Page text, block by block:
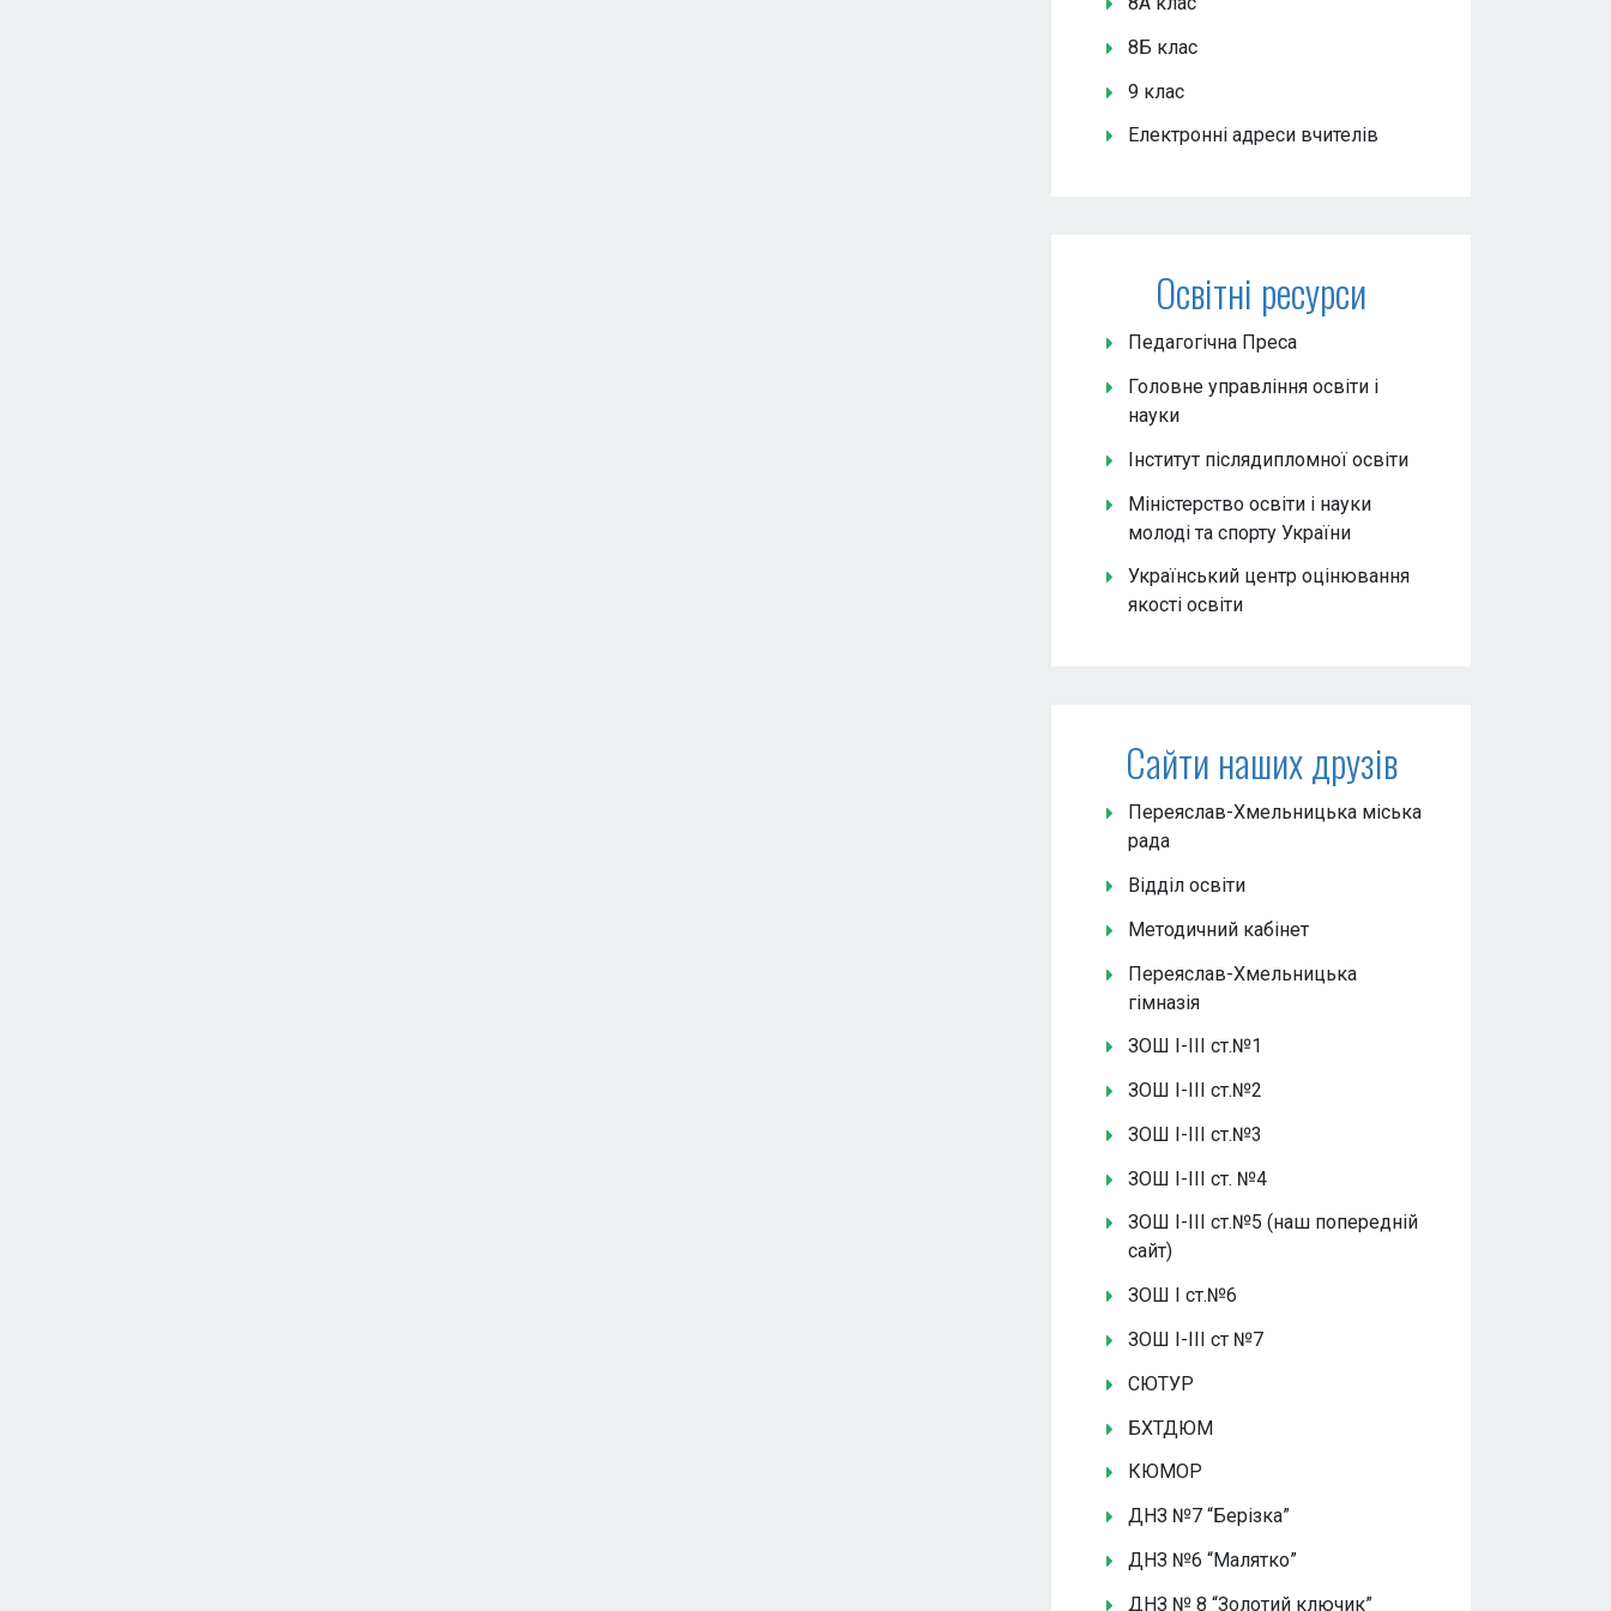
8Б клас
9 клас
Електронні адреси вчителів
Освітні ресурси
Педагогічна Преса
Головне управління освіти і
науки
Інститут післядипломної освіти
Міністерство освіти і науки
молоді та спорту України
Український центр оцінювання
якості освіти
Сайти наших друзів
Переяслав-Хмельницька міська
рада
Відділ освіти
Методичний кабінет
Переяслав-Хмельницька
гімназія
ЗОШ І-ІІІ ст.№1
ЗОШ І-ІІІ ст.№2
ЗОШ І-ІІІ ст.№3
ЗОШ І-ІІІ ст. №4
ЗОШ І-ІІІ ст.№5 (наш попередній
сайт)
ЗОШ І ст.№6
ЗОШ І-ІІІ ст №7
СЮТУР
БХТДЮМ
КЮМОР
ДНЗ №7 “Берізка”
ДНЗ №6 “Малятко”
ДНЗ № 8 “Золотий ключик”